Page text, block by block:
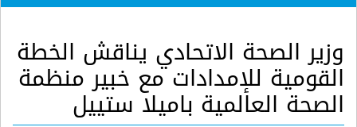
وزير الصحة الاتحادي يناقش الخطة
القومية للإمدادات مع خبير منظمة
الصحة العالمية باميلا ستييل